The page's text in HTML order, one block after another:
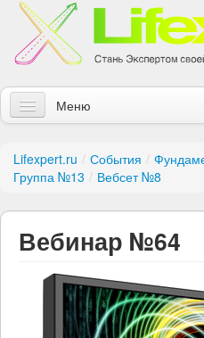
Меню
Инструменты
Обучение
Контакты
Правила получения заказов
Магазин
Lifexpert.ru / События /
Группа №13 / Вебсет №8
Вебинар №64